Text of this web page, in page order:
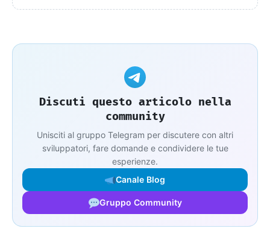
Discuti questo articolo nella
community
Unisciti al gruppo Telegram per discutere con altri
sviluppatori, fare domande e condividere le tue
esperienze.
Canale Blog
Gruppo Community